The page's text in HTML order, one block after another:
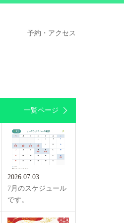
予約・アクセス
一覧ページ
2026.07.03
7月のスケジュール
です。